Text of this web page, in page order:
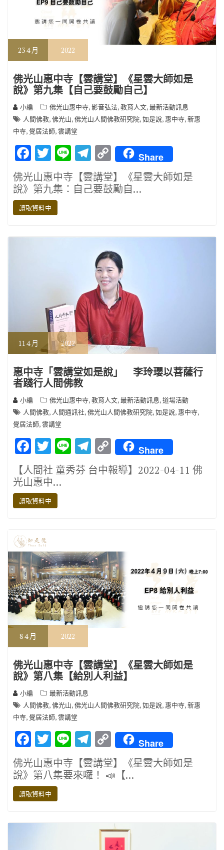
234 月 2022
佛光山惠中寺【雲講堂】《星雲大師如是
說》第九集【自己要鼓勵自己】
小編 佛光山惠中寺,影音弘法,教育人文,最新活動訊息
人間佛教,佛光山,佛光山人間佛教研究院,如是說, 惠中寺,新惠
中寺, 覺居法師,雲講堂
F
ac
e
b
o
o
T
w
it
te
r
Li
n
e
T
el
e
m
C
o
p
n
k
Share
佛光山惠中寺【雲講堂】《星雲大師如是
說》第九集：自己要鼓勵自…
讀取資料中
114 月 2022
惠中寺「雲講堂如是說」 李玲瓔以菩薩行
者踐行人間佛教
小編 佛光山惠中寺,教育人文,最新活動訊息,道場活動
人間佛教, 人間通訊社,佛光山人間佛教研究院,如是說, 惠中寺,
覺居法師,雲講堂
F
ac
e
b
o
k
T
w
it
te
r
Li
n
e
T
el
e
C
o
p
Share
【人間社 童秀芬 台中報導】2022-04-11 佛
光山惠中…
讀取資料中
84 月 2022
佛光山惠中寺【雲講堂】《星雲大師如是
說》第八集【給別人利益】
小編
最新活動訊息
人間佛教,佛光山,佛光山人間佛教研究院,如是說, 惠中寺,新惠
中寺, 覺居法師,雲講堂
F
ac
e
b
o
o
T
w
it
te
r
Li
n
e
T
el
e
C
o
p
n
k
Share
佛光山惠中寺【雲講堂】《星雲大師如是
說》第八集要來囉！ 📣【…
讀取資料中